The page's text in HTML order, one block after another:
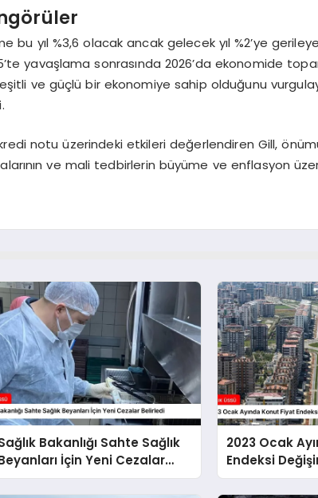
bu yıl %3,6 olacak ancak gelecek yıl %2’ye
yavaşlama sonrasında 2026’da ekonomide
ve güçlü bir ekonomiye sahip olduğunu
notu üzerindeki etkileri değerlendiren Gill,
ve mali tedbirlerin büyüme ve enflasyon
Bakanlığı Sahte Sağlık
İçin Yeni Cezalar
2023 Ocak
Endeksi